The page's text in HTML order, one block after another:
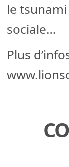
le
sociale…
Plus